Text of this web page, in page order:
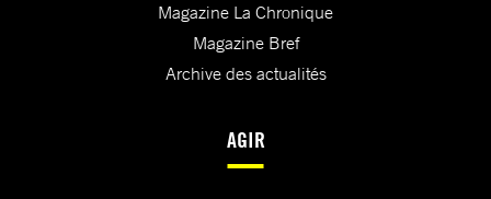
Magazine La Chronique
Magazine Bref
Archive des actualités
AGIR